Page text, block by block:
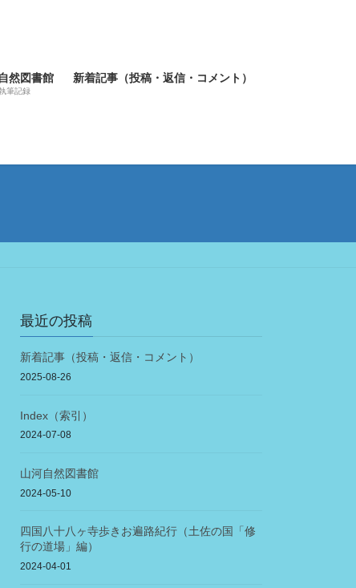
然図書館
筆記録
新着記事（投稿・返信・コメント）
最近の投稿
新着記事（投稿・返信・コメント）
2025-08-26
Index（索引）
2024-07-08
山河自然図書館
2024-05-10
四国八十八ヶ寺歩きお遍路紀行（土佐の国「修
行の道場」編）
2024-04-01